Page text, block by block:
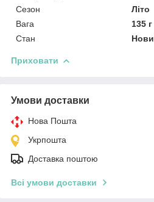
Сезон
Літо
Вага
135 г
Стан
Приховати
Умови доставки
Нова Пошта
Укрпошта
Доставка поштою
Всі умови доставки